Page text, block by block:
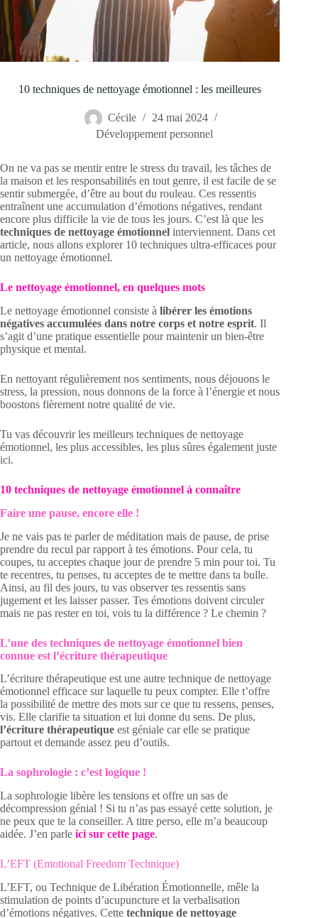
10 techniques de nettoyage émotionnel : les meilleures
Cécile
24 mai 2024
Développement personnel
On ne va pas se mentir entre le stress du travail, les tâches de
la maison et les responsabilités en tout genre, il est facile de se
sentir submergée, d’être au bout du rouleau. Ces ressentis
entraînent une accumulation d’émotions négatives, rendant
encore plus difficile la vie de tous les jours. C’est là que les
techniques de nettoyage émotionnel interviennent. Dans cet
article, nous allons explorer 10 techniques ultra-efficaces pour
un nettoyage émotionnel.
Le nettoyage émotionnel, en quelques mots
Le nettoyage émotionnel consiste à libérer les émotions
négatives accumulées dans notre corps et notre esprit. Il
s’agit d’une pratique essentielle pour maintenir un bien-être
physique et mental.
En nettoyant régulièrement nos sentiments, nous déjouons le
stress, la pression, nous donnons de la force à l’énergie et nous
boostons fièrement notre qualité de vie.
Tu vas découvrir les meilleurs techniques de nettoyage
émotionnel, les plus accessibles, les plus sûres également juste
ici.
10 techniques de nettoyage émotionnel à connaître
Faire une pause, encore elle !
Je ne vais pas te parler de méditation mais de pause, de prise
prendre du recul par rapport à tes émotions. Pour cela, tu
coupes, tu acceptes chaque jour de prendre 5 min pour toi. Tu
te recentres, tu penses, tu acceptes de te mettre dans ta bulle.
Ainsi, au fil des jours, tu vas observer tes ressentis sans
jugement et les laisser passer. Tes émotions doivent circuler
mais ne pas rester en toi, vois tu la différence ? Le chemin ?
L’une des techniques de nettoyage émotionnel bien
connue est l’écriture thérapeutique
L’écriture thérapeutique est une autre technique de nettoyage
émotionnel efficace sur laquelle tu peux compter. Elle t’offre
la possibilité de mettre des mots sur ce que tu ressens, penses,
vis. Elle clarifie ta situation et lui donne du sens. De plus,
l’écriture thérapeutique est géniale car elle se pratique
partout et demande assez peu d’outils.
La sophrologie : c’est logique !
La sophrologie libère les tensions et offre un sas de
décompression génial ! Si tu n’as pas essayé cette solution, je
ne peux que te la conseiller. A titre perso, elle m’a beaucoup
aidée. J’en parle ici sur cette page.
L’EFT (Emotional Freedom Technique)
L’EFT, ou Technique de Libération Émotionnelle, mêle la
stimulation de points d’acupuncture et la verbalisation
d’émotions négatives. Cette technique de nettoyage